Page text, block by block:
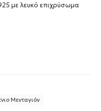
με λευκό επιχρύσωμα
Μενταγιόν